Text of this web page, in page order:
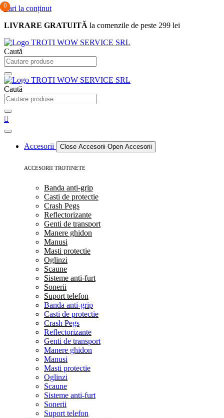
Sari la conținut
LIVRARE GRATUITĂ la comenzile de peste 299 lei
0
Caută
Caută
0
0
Accesorii Close Accesorii Open Accesorii
ACCESORII TROTINETE
Banda anti-grip
Casti de protectie
Crash Pegs
Reflectorizante
Genti de transport
Manere ghidon
Manusi
Masti protectie
Oglinzi
Scaune
Sisteme anti-furt
Sonerii
Suport telefon
Banda anti-grip
Casti de protectie
Crash Pegs
Reflectorizante
Genti de transport
Manere ghidon
Manusi
Masti protectie
Oglinzi
Scaune
Sisteme anti-furt
Sonerii
Suport telefon